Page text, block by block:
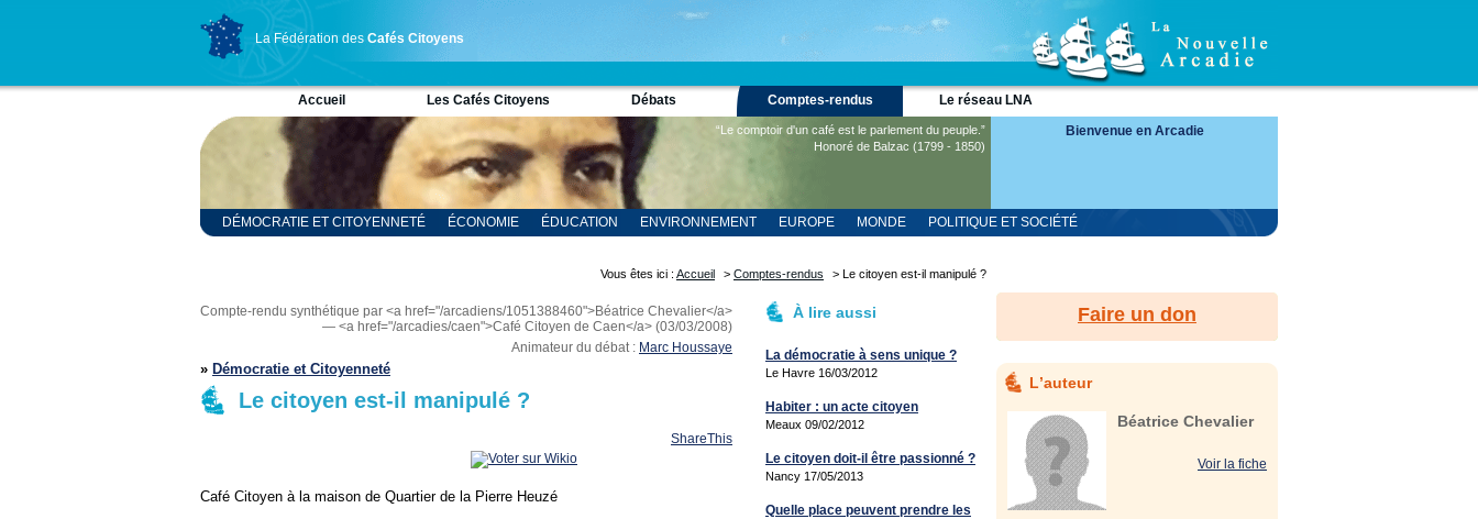
La Fédération des Cafés Citoyens
Accueil Les Cafés Citoyens Débats Comptes-rendus Le réseau LNA
“Le comptoir d'un café est le parlement du peuple.”
Honoré de Balzac (1799 - 1850)
Bienvenue en Arcadie
DÉMOCRATIE ET CITOYENNETÉ ÉCONOMIE ÉDUCATION ENVIRONNEMENT EUROPE MONDE
POLITIQUE ET SOCIÉTÉ
Vous êtes ici : Accueil > Comptes-rendus > Le citoyen est-il manipulé ?
Compte-rendu synthétique par <a href="/arcadiens/1051388460">Béatrice Chevalier</a>
— <a href="/arcadies/caen">Café Citoyen de Caen</a> (03/03/2008)
Animateur du débat : Marc Houssaye
» Démocratie et Citoyenneté
Le citoyen est-il manipulé ?
ShareThis
Café Citoyen à la maison de Quartier de la Pierre Heuzé
À lire aussi
La démocratie à sens unique ?
Le Havre 16/03/2012
Habiter : un acte citoyen
Meaux 09/02/2012
Le citoyen doit-il être passionné ?
Nancy 17/05/2013
Quelle place peuvent prendre les
Faire un don
Lʼauteur
Béatrice Chevalier
Voir la fiche